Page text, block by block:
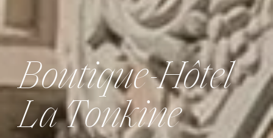
Boutique-Hôtel
La Tonkine